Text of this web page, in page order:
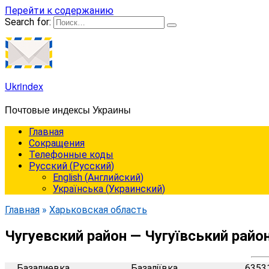
Перейти к содержанию
Search for:
Ukrindex
Почтовые индексы Украины
Главная
Сокращения
Телефонные коды
Русский (Русский)
English (Английский)
Українська (Украинский)
Главная » Харьковская область
Чугуевский район — Чугуївський